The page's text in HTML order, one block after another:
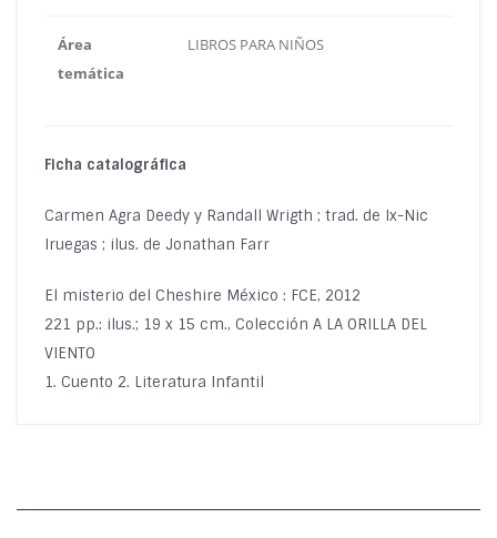
Área
temática
LIBROS PARA NIÑOS
Ficha catalográfica
Carmen Agra Deedy y Randall Wrigth ; trad. de Ix-Nic
Iruegas ; ilus. de Jonathan Farr
El misterio del Cheshire México : FCE, 2012
221 pp.: ilus.; 19 x 15 cm., Colección A LA ORILLA DEL
VIENTO
1. Cuento 2. Literatura Infantil